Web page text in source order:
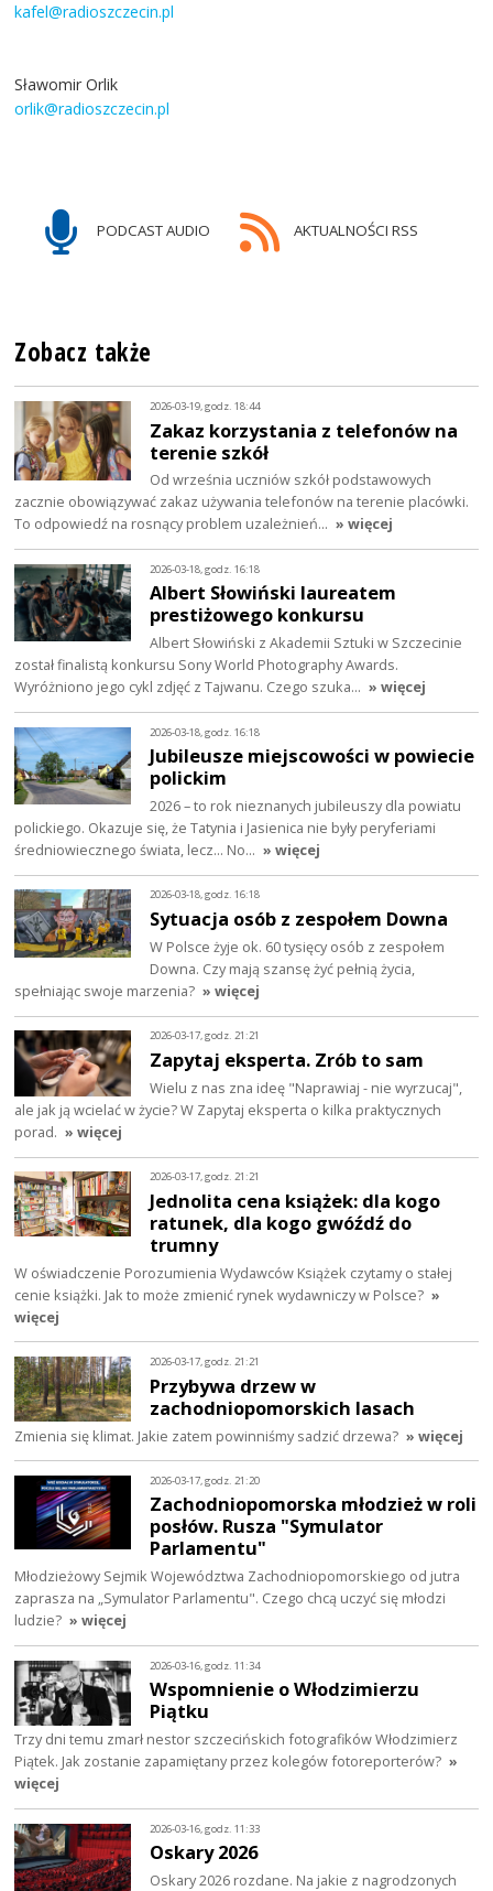
kafel@radioszczecin.pl
Sławomir Orlik
orlik@radioszczecin.pl
PODCAST AUDIO AKTUALNOŚCI RSS
Zobacz także
2026-03-19, godz. 18:44
Zakaz korzystania z telefonów na
terenie szkół
Od września uczniów szkół podstawowych
zacznie obowiązywać zakaz używania telefonów na terenie placówki.
To odpowiedź na rosnący problem uzależnień… » więcej
2026-03-18, godz. 16:18
Albert Słowiński laureatem
prestiżowego konkursu
Albert Słowiński z Akademii Sztuki w Szczecinie
został finalistą konkursu Sony World Photography Awards.
Wyróżniono jego cykl zdjęć z Tajwanu. Czego szuka… » więcej
2026-03-18, godz. 16:18
Jubileusze miejscowości w powiecie
polickim
2026 – to rok nieznanych jubileuszy dla powiatu
polickiego. Okazuje się, że Tatynia i Jasienica nie były peryferiami
średniowiecznego świata, lecz… No… » więcej
2026-03-18, godz. 16:18
Sytuacja osób z zespołem Downa
W Polsce żyje ok. 60 tysięcy osób z zespołem
Downa. Czy mają szansę żyć pełnią życia,
spełniając swoje marzenia? » więcej
2026-03-17, godz. 21:21
Zapytaj eksperta. Zrób to sam
Wielu z nas zna ideę "Naprawiaj - nie wyrzucaj",
ale jak ją wcielać w życie? W Zapytaj eksperta o kilka praktycznych
porad. » więcej
2026-03-17, godz. 21:21
Jednolita cena książek: dla kogo
ratunek, dla kogo gwóźdź do
trumny
W oświadczenie Porozumienia Wydawców Książek czytamy o stałej
cenie książki. Jak to może zmienić rynek wydawniczy w Polsce? »
więcej
2026-03-17, godz. 21:21
Przybywa drzew w
zachodniopomorskich lasach
Zmienia się klimat. Jakie zatem powinniśmy sadzić drzewa? » więcej
2026-03-17, godz. 21:20
Zachodniopomorska młodzież w roli
posłów. Rusza "Symulator
Parlamentu"
Młodzieżowy Sejmik Województwa Zachodniopomorskiego od jutra
zaprasza na „Symulator Parlamentu". Czego chcą uczyć się młodzi
ludzie? » więcej
2026-03-16, godz. 11:34
Wspomnienie o Włodzimierzu
Piątku
Trzy dni temu zmarł nestor szczecińskich fotografików Włodzimierz
Piątek. Jak zostanie zapamiętany przez kolegów fotoreporterów? »
więcej
2026-03-16, godz. 11:33
Oskary 2026
Oskary 2026 rozdane. Na jakie z nagrodzonych